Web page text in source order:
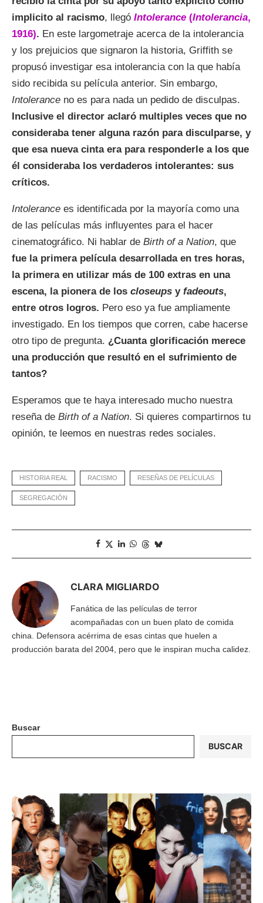
implicito al racismo, llegó Intolerance (Intolerancia,
1916). En este largometraje acerca de la intolerancia
y los prejuicios que signaron la historia, Griffith se
propusó investigar esa intolerancia con la que había
sido recibida su película anterior. Sin embargo,
Intolerance no es para nada un pedido de disculpas.
Inclusive el director aclaró multiples veces que no
consideraba tener alguna razón para disculparse, y
que esa nueva cinta era para responderle a los que
él consideraba los verdaderos intolerantes: sus
críticos.
Intolerance es identificada por la mayoría como una
de las películas más influyentes para el hacer
cinematográfico. Ni hablar de Birth of a Nation, que
fue la primera película desarrollada en tres horas,
la primera en utilizar más de 100 extras en una
escena, la pionera de los closeups y fadeouts,
entre otros logros. Pero eso ya fue ampliamente
investigado. En los tiempos que corren, cabe hacerse
otro tipo de pregunta. ¿Cuanta glorificación merece
una producción que resultó en el sufrimiento de
tantos?
Esperamos que te haya interesado mucho nuestra
reseña de Birth of a Nation. Si quieres compartirnos tu
opinión, te leemos en nuestras redes sociales.
HISTORIA REAL RACISMO RESEÑAS DE PELÍCULAS
SEGREGACIÓN
CLARA MIGLIARDO
Fanática de las películas de terror
acompañadas con un buen plato de comida
china. Defensora acérrima de esas cintas que huelen a
producción barata del 2004, pero que le inspiran mucha calidez.
Buscar
BUSCAR